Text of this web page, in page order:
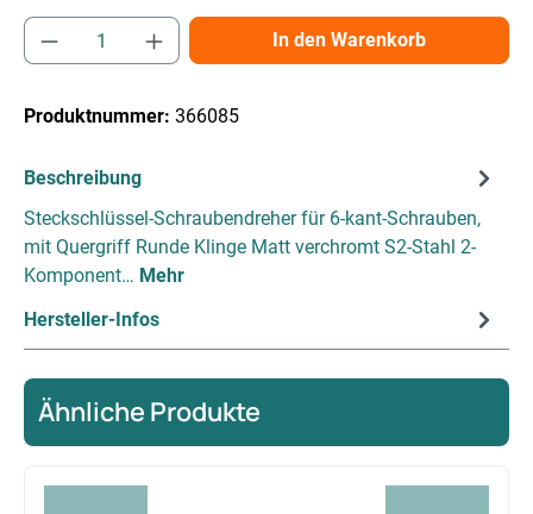
Produkt Anzahl: Gib den gewünschten
In den Warenkorb
Produktnummer: 366085
Beschreibung
Steckschlüssel-Schraubendreher für 6-kant-Schrauben,
mit Quergriff Runde Klinge Matt verchromt S2-Stahl 2-
Komponent… Mehr
Hersteller-Infos
Ähnliche Produkte